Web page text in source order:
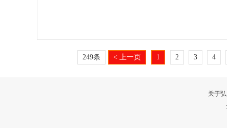
249条 < 上一页 1 2 3 4
关于